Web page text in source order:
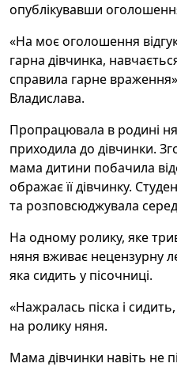
опублікувавши
«На моє оголошення
гарна дівчинка,
справила гарне
Владислава.
Пропрацювала в родині
приходила до дівчинки.
мама дитини побачила
ображає її дівчинку.
та розповсюджувала серед
На одному ролику, яке
няня вживає нецензурну
яка сидить у пісочниці.
«Нажралась піска і
на ролику няня.
Мама дівчинки навіть не